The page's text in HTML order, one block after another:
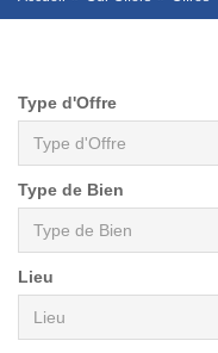
Type d'Offre
Type de Bien
Lieu